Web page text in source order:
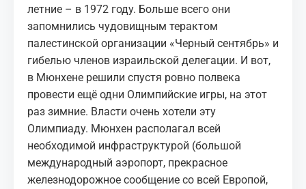
летние – в 1972 году. Больше всего они
запомнились чудовищным терактом
палестинской организации «Черный сентябрь» и
гибелью членов израильской делегации. И вот,
в Мюнхене решили спустя ровно полвека
провести ещё одни Олимпийские игры, на этот
раз зимние. Власти очень хотели эту
Олимпиаду. Мюнхен располагал всей
необходимой инфраструктурой (большой
международный аэропорт, прекрасное
железнодорожное сообщение со всей Европой,